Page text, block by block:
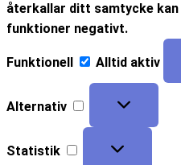
återkallar ditt samtycke
funktioner negativt.
Funktionell Alltid aktiv
Alternativ
Statistik